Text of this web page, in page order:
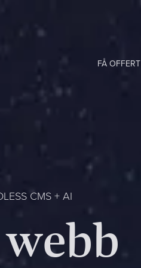
FÅ OFFERT
CMS + AI
webb